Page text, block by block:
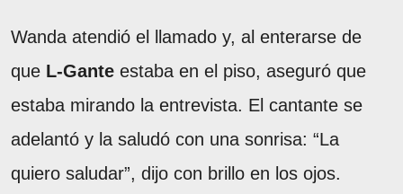
Wanda atendió el llamado y, al enterarse de
que L-Gante estaba en el piso, aseguró que
estaba mirando la entrevista. El cantante se
adelantó y la saludó con una sonrisa: “La
quiero saludar”, dijo con brillo en los ojos.